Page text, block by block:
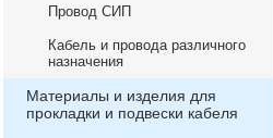
Провод СИП
Кабель и провода различного
назначения
Материалы и изделия для
прокладки и подвески кабеля